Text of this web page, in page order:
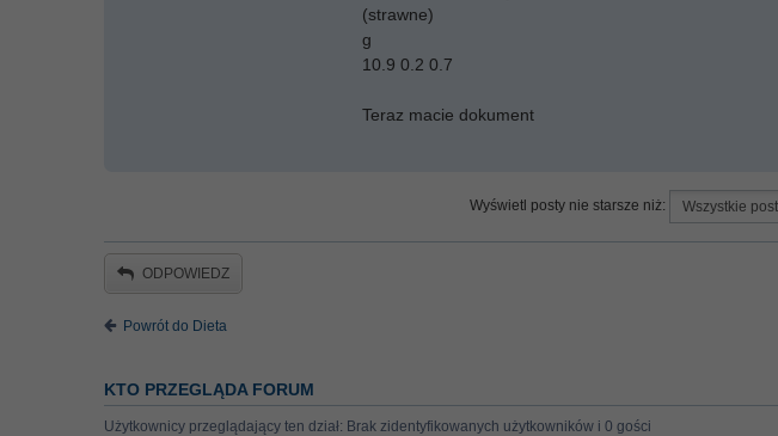
(strawne)
g
10.9 0.2 0.7
Teraz macie dokument
Wyświetl posty nie starsze niż:
ODPOWIEDZ
Powrót do Dieta
KTO PRZEGLĄDA FORUM
Użytkownicy przeglądający ten dział: Brak zidentyfikowanych użytkowników i 0 gości